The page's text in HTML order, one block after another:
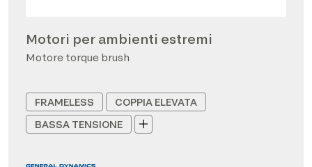
Motori per ambienti estremi
Motore torque brush
FRAMELESS
COPPIA ELEVATA
BASSA TENSIONE